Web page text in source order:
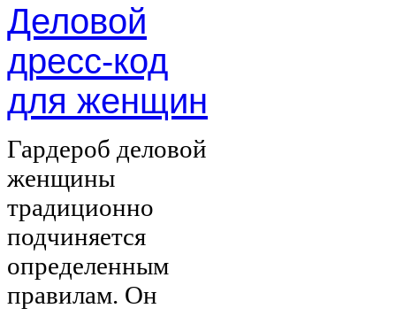
Деловой
дресс-код
для женщин
Гардероб деловой
женщины
традиционно
подчиняется
определенным
правилам. Он